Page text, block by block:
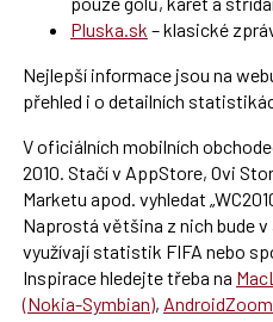
Pluska.sk – klasické
Nejlepší informace jsou na
přehled i o detailních
V oficiálních mobilních
2010. Stačí v AppStore, Ovi
Marketu apod. vyhledat
Naprostá většina z nich bude
využívají statistik FIFA nebo
Inspirace hledejte třeba na
(Nokia-Symbian),